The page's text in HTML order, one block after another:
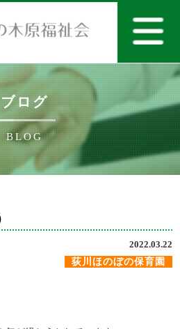
ブログ
BLOG
2022.03.22
荻川ほのぼの保育園